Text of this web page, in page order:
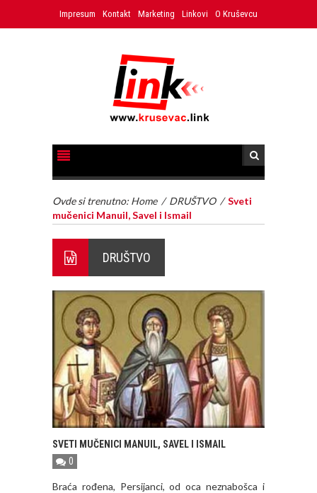
Impresum Kontakt Marketing Linkovi O Kruševcu
Ovde si trenutno: Home / DRUŠTVO /Sveti
mučenici Manuil, Savel i Ismail
DRUŠTVO
SVETI MUČENICI MANUIL, SAVEL I ISMAIL
0
Braća rođena, Persijanci, od oca neznabošca i